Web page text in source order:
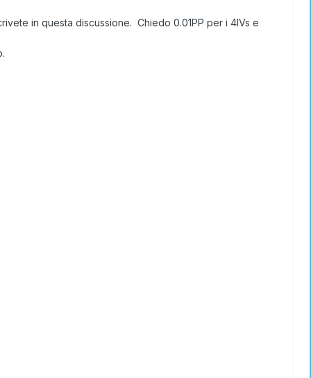
in questa discussione. Chiedo 0.01PP per i 4IVs e